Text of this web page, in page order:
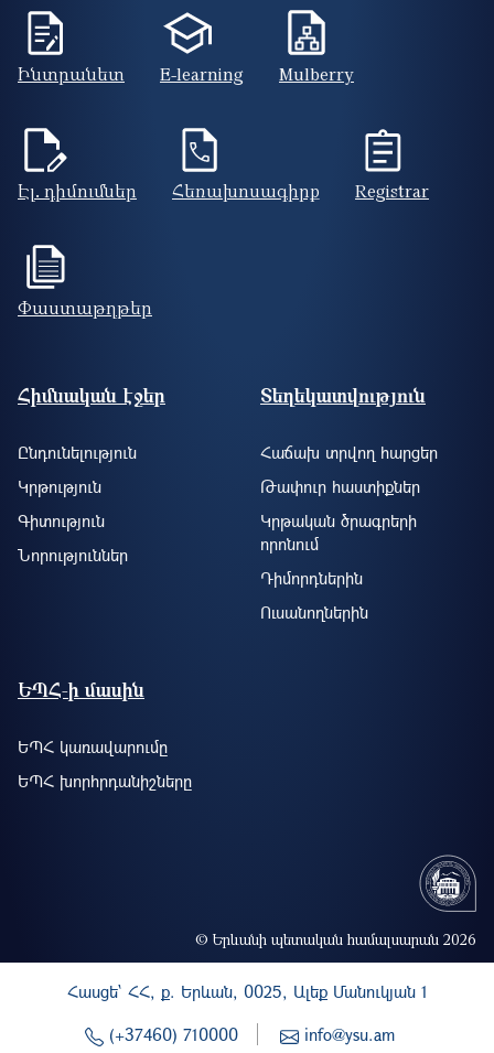
Ինտրանետ E-learning Mulberry
Էլ. դիմումներ Հեռախոսագիրք Registrar
Փաստաթղթեր
Footer site information
Հիմնական էջեր
Ընդունելություն
Կրթություն
Գիտություն
Նորություններ
Տեղեկատվություն
Հաճախ տրվող հարցեր
Թափուր հաստիքներ
Կրթական ծրագրերի
որոնում
Դիմորդներին
Ուսանողներին
ԵՊՀ-ի մասին
ԵՊՀ կառավարումը
ԵՊՀ խորհրդանիշները
© Երևանի պետական համալսարան 2026
Հասցե` ՀՀ, ք. Երևան, 0025, Ալեք Մանուկյան 1
(+37460) 710000
info@ysu.am